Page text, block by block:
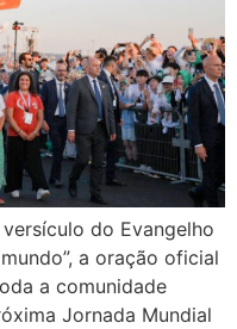
do Evangelho
a oração oficial
a comunidade
Jornada Mundial